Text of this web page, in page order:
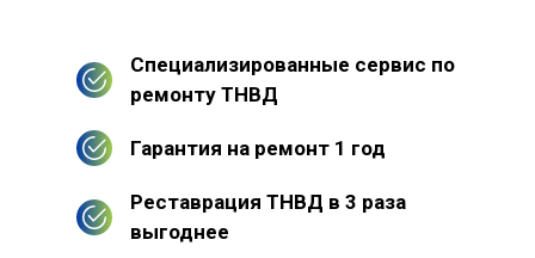
Специализированные сервис по
ремонту ТНВД
Гарантия на ремонт 1 год
Реставрация ТНВД в 3 раза
выгоднее